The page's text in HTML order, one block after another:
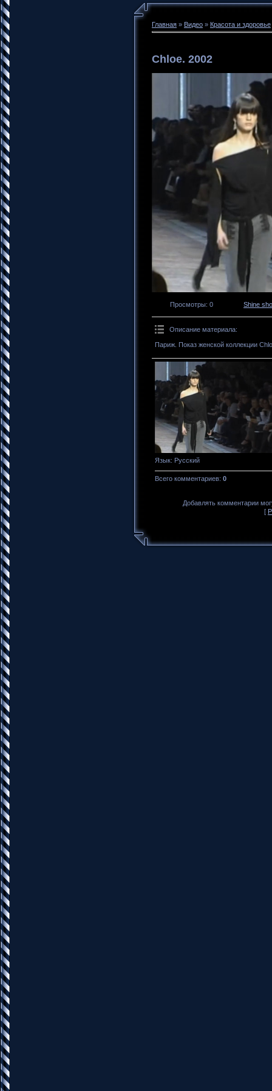
Главная » Видео » Красота и здоровье
Chloe. 2002
Просмотры: 0 Shine
Описание материала:
Париж. Показ женской коллекции
Язык: Русский
Всего комментариев: 0
Добавлять комментарии
[